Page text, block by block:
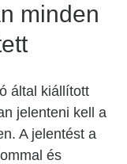
minden
által kiállított
jelenteni kell a
A jelentést a
és